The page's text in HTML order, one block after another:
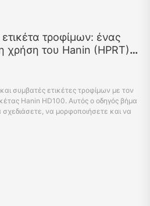
τροφίμων: ένας
χρήση του Hanin (HPRT)
συμβατές ετικέτες τροφίμων με τον
Hanin HD100. Αυτός ο οδηγός βήμα
να μορφοποιήσετε και να